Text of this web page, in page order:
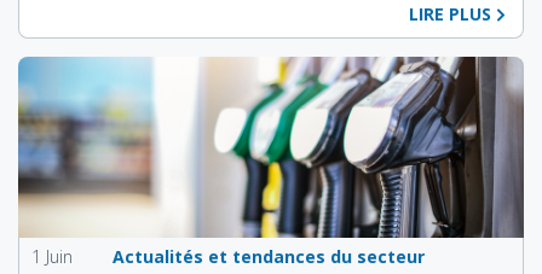
LIRE PLUS
1 Juin
Actualités et tendances du secteur